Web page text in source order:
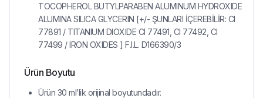
TOCOPHEROL BUTYLPARABEN ALUMINUM HYDROXIDE
ALUMINA SILICA GLYCERIN [+/- ŞUNLARI İÇEREBİLİR: CI
77891 / TITANIUM DIOXIDE CI 77491, CI 77492, CI
77499 / IRON OXIDES ] F.I.L. D166390/3
Ürün Boyutu
Ürün 30 ml’lik orijinal boyutundadır.